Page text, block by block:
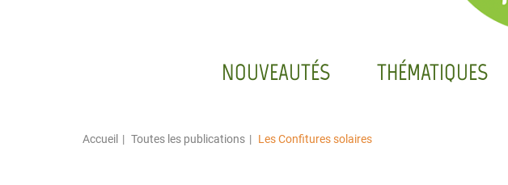
NOUVEAUTÉS THÉMATIQUES
Accueil Toutes les publications Les Confitures solaires